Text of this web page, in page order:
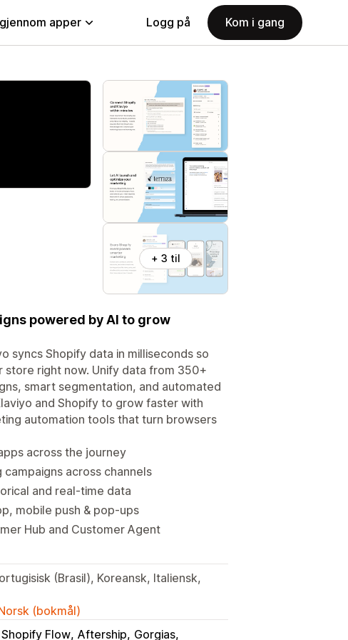
apper Logg på Kom i gang
+ 3 til
powered by AI to grow
syncs Shopify data in milliseconds so
store right now. Unify data from 350+
smart segmentation, and automated
and Shopify to grow faster with
automation tools that turn browsers
across the journey
across channels
and real-time data
mobile push & pop-ups
Hub and Customer Agent
(Brasil), Koreansk, Italiensk,
(bokmål)
Shopify Flow Aftership Gorgias